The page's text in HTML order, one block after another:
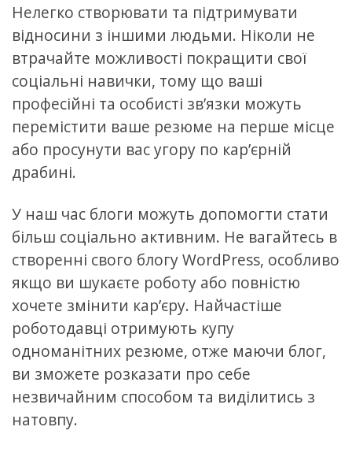
Нелегко створювати та підтримувати
відносини з іншими людьми. Ніколи не
втрачайте можливості покращити свої
соціальні навички, тому що ваші
професійні та особисті зв’язки можуть
перемістити ваше резюме на перше місце
або просунути вас угору по кар’єрній
драбині.
У наш час блоги можуть допомогти стати
більш соціально активним. Не вагайтесь в
створенні свого блогу WordPress, особливо
якщо ви шукаєте роботу або повністю
хочете змінити кар’єру. Найчастіше
роботодавці отримують купу
одноманітних резюме, отже маючи блог,
ви зможете розказати про себе
незвичайним способом та виділитись з
натовпу.